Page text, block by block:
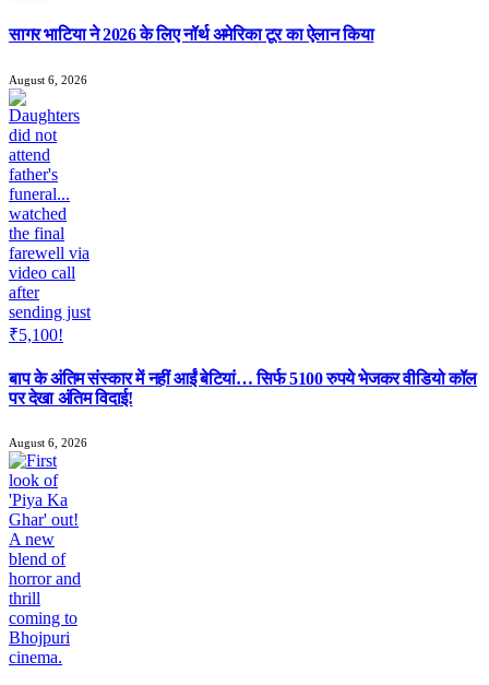
सागर भाटिया ने 2026 के लिए नॉर्थ अमेरिका टूर का ऐलान किया
August 6, 2026
बाप के अंतिम संस्कार में नहीं आईं बेटियां… सिर्फ 5100 रुपये भेजकर वीडियो कॉल
पर देखा अंतिम विदाई!
August 6, 2026